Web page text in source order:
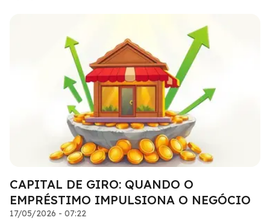
CAPITAL DE GIRO: QUANDO O
EMPRÉSTIMO IMPULSIONA O NEGÓCIO
17/05/2026 - 07:22